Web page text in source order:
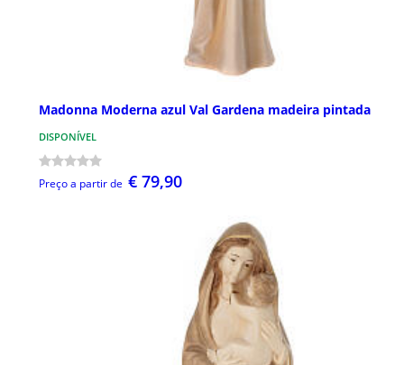
Madonna Moderna azul Val Gardena madeira pintada
DISPONÍVEL
Preço a partir de € 79,90